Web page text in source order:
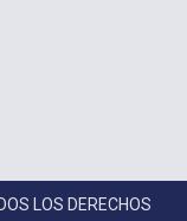
LOS DERECHOS